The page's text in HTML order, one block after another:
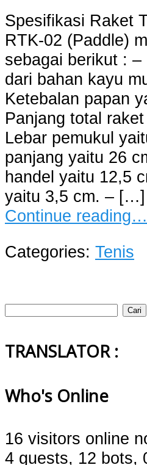
Spesifikasi Raket
RTK-02 (Paddle)
sebagai berikut :
dari bahan kayu
Ketebalan papan
Panjang total
Lebar pemukul
panjang yaitu 26
handel yaitu 12,5
yaitu 3,5 cm. – […]
Continue reading…
Categories: Tenis
Cari
TRANSLATOR :
Who's Online
16 visitors online
4 guests, 12 bots,